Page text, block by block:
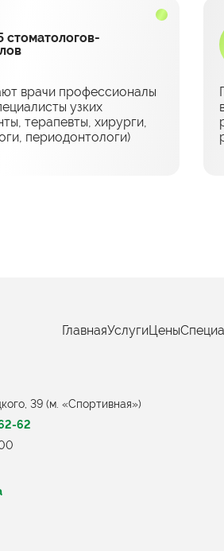
стоматологов-
врачи профессионалы
узких
терапевты, хирурги,
периодонтологи)
ГлавнаяУслугиЦены
39 (м. «Спортивная»)
62